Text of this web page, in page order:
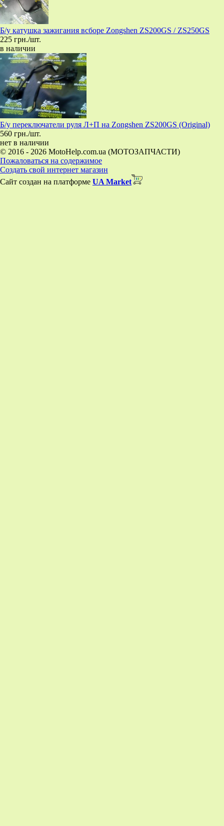
Б/у катушка зажигания всборе Zongshen ZS200GS / ZS250GS
225 грн./шт.
в наличии
Б/у переключатели руля Л+П на Zongshen ZS200GS (Original)
560 грн./шт.
нет в наличии
© 2016 - 2026 MotoHelp.com.ua (МОТОЗАПЧАСТИ)
Пожаловаться на содержимое
Создать свой интернет магазин
Сайт создан на платформе UA Market